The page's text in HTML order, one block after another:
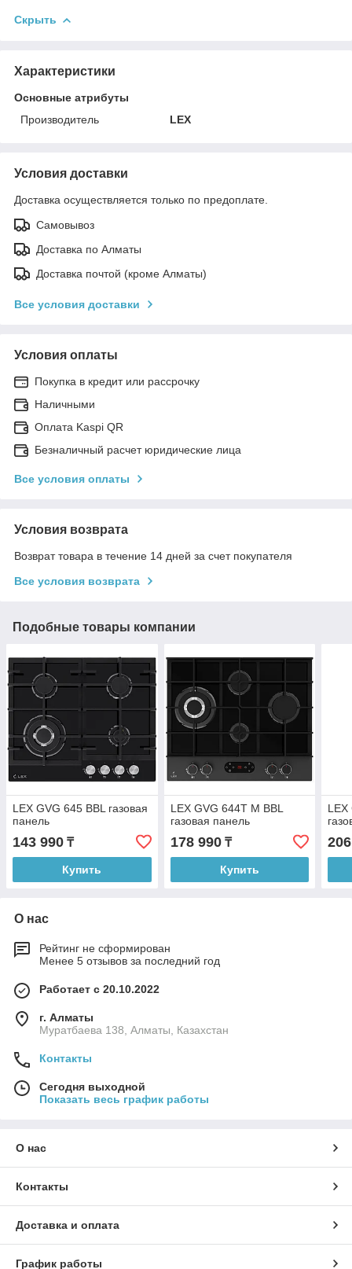
Скрыть
Характеристики
Основные атрибуты
Производитель
LEX
Условия доставки
Доставка осуществляется только по предоплате.
Самовывоз
Доставка по Алматы
Доставка почтой (кроме Алматы)
Все условия доставки
Условия оплаты
Покупка в кредит или рассрочку
Наличными
Оплата Kaspi QR
Безналичный расчет юридические лица
Все условия оплаты
Условия возврата
Возврат товара в течение 14 дней за счет покупателя
Все условия возврата
Подобные товары компании
LEX GVG 645 BBL газовая
панель
143 990 ₸
Купить
LEX GVG 644T M BBL
газовая панель
178 990₸
Купить
LEX
О нас
Рейтинг не сформирован
Менее 5 отзывов за последний год
Работает с 20.10.2022
г. Алматы
Муратбаева 138, Алматы, Казахстан
Контакты
Сегодня выходной
Показать весь график работы
О нас
Контакты
Доставка и оплата
График работы